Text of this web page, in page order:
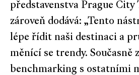
představenstva Prague City
zároveň dodává: „Tento
lépe řídit naši destinaci a
měnící se trendy. Současně
benchmarking s ostatními